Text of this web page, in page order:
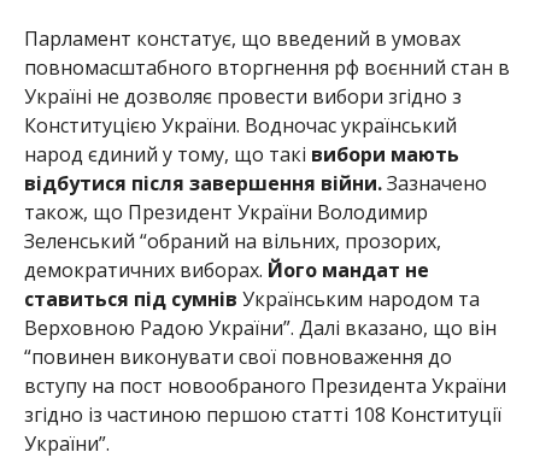
Парламент констатує, що введений в умовах
повномасштабного вторгнення рф воєнний стан в
Україні не дозволяє провести вибори згідно з
Конституцією України. Водночас український
народ єдиний у тому, що такі вибори мають
відбутися після завершення війни.Зазначено
також, що Президент України Володимир
Зеленський “обраний на вільних, прозорих,
демократичних виборах. Його мандат не
ставиться під сумнів Українським народом та
Верховною Радою України”. Далі вказано, що він
“повинен виконувати свої повноваження до
вступу на пост новообраного Президента України
згідно із частиною першою статті 108 Конституції
України”.